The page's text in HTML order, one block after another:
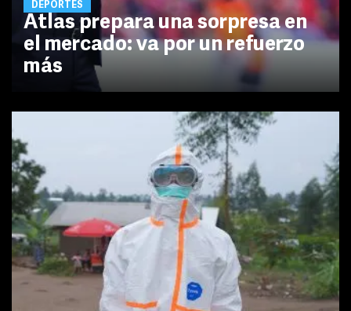
DEPORTES
Atlas prepara una sorpresa en
el mercado: va por un refuerzo
más